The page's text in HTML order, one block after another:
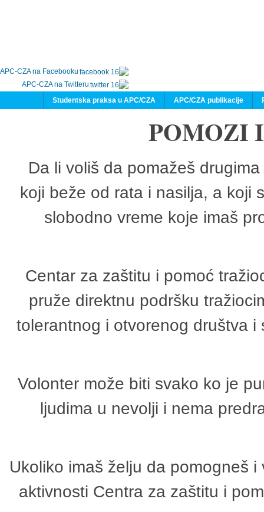
APC-CZA na Facebooku
APC-CZA na Twitteru
APC/CZA publikacije
Studentska praksa u APC/CZA
POMOZI
Da li voliš da pomažeš
koji beže od rata i nasilja, a koji
slobodno vreme koje imaš
Centar za zaštitu i pomoć
pruže direktnu podršku
tolerantnog i otvorenog društva
Volonter može biti svako ko je
ljudima u nevolji i nema
Ukoliko imaš želju da pomogneš
aktivnosti Centra za zaštitu i